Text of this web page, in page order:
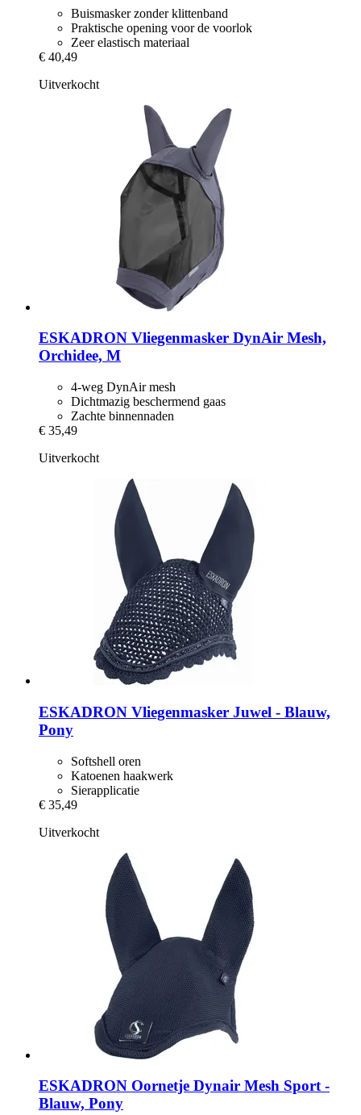
Buismasker zonder klittenband
Praktische opening voor de voorlok
Zeer elastisch materiaal
€ 40,49
Uitverkocht
ESKADRON Vliegenmasker DynAir Mesh,
Orchidee, M
4-weg DynAir mesh
Dichtmazig beschermend gaas
Zachte binnennaden
€ 35,49
Uitverkocht
ESKADRON Vliegenmasker Juwel -​ Blauw,
Pony
Softshell oren
Katoenen haakwerk
Sierapplicatie
€ 35,49
Uitverkocht
ESKADRON Oornetje Dynair Mesh Sport -​
Blauw, Pony